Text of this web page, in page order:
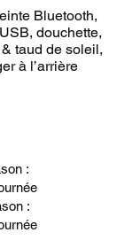
Bluetooth,
douchette,
taud de soleil,
à l’arrière
:
: